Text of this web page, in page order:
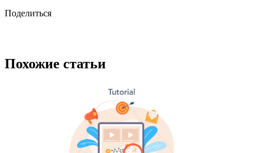
Поделиться
Похожие статьи